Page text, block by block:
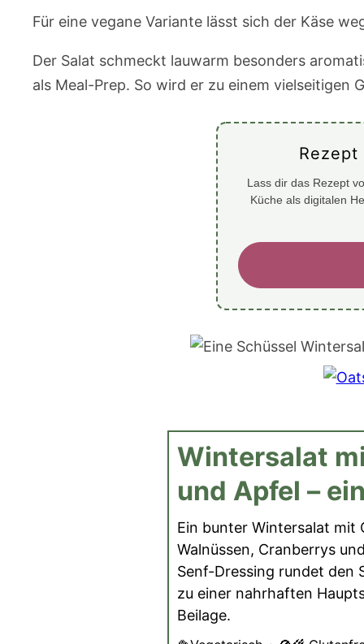
Für eine vegane Variante lässt sich der Käse
Der Salat schmeckt lauwarm besonders
als Meal-Prep. So wird er zu einem
Rezept
Lass dir das Rezept
Küche als digitalen
Wintersalat
und Apfel –
Ein bunter Wintersalat mit
Walnüssen, Cranberrys
Senf-Dressing rundet den
zu einer nahrhaften
Beilage.